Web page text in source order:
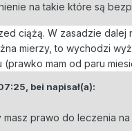
na takie które są
ciążą. W zasadzie dalej
mierzy, to wychodzi
mam od paru
bei napisał(a):
prawo do leczenia